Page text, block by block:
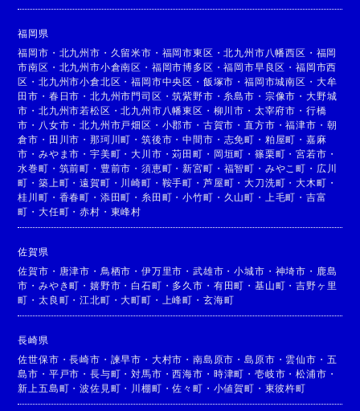
福岡県
福岡市 ・ 北九州市 ・ 久留米市 ・ 福岡市東区 ・北九州市八幡西区 ・ 福岡
市南区 ・ 北九州市小倉南区 ・ 福岡市博多区 ・福岡市早良区 ・福岡市西
区 ・北九州市小倉北区 ・福岡市中央区 ・ 飯塚市 ・福岡市城南区 ・ 大牟
田市 ・ 春日市 ・北九州市門司区 ・筑紫野市 ・ 糸島市 ・ 宗像市 ・ 大野城
市 ・北九州市若松区 ・北九州市八幡東区 ・ 柳川市 ・ 太宰府市 ・ 行橋
市 ・ 八女市 ・北九州市戸畑区 ・ 小郡市 ・ 古賀市 ・直方市 ・福津市 ・ 朝
倉市 ・ 田川市 ・那珂川町 ・筑後市 ・中間市 ・ 志免町 ・ 粕屋町 ・ 嘉麻
市 ・みやま市 ・宇美町 ・大川市 ・苅田町 ・ 岡垣町 ・ 篠栗町 ・宮若市 ・
水巻町 ・ 筑前町 ・ 豊前市 ・須恵町 ・新宮町 ・ 福智町 ・ みやこ町 ・ 広川
町 ・築上町 ・遠賀町 ・ 川崎町 ・ 鞍手町 ・ 芦屋町 ・大刀洗町 ・大木町 ・
桂川町 ・ 香春町 ・ 添田町 ・ 糸田町 ・小竹町 ・ 久山町 ・ 上毛町 ・ 吉富
町 ・大任町 ・赤村 ・ 東峰村
佐賀県
佐賀市 ・ 唐津市 ・ 鳥栖市 ・伊万里市 ・武雄市 ・小城市 ・ 神埼市 ・ 鹿島
市 ・みやき町 ・嬉野市 ・ 白石町 ・ 多久市 ・ 有田町 ・ 基山町 ・吉野ヶ里
町 ・太良町 ・江北町 ・大町町 ・ 上峰町 ・ 玄海町
長崎県
佐世保市 ・長崎市 ・ 諫早市 ・ 大村市 ・南島原市 ・島原市 ・ 雲仙市 ・ 五
島市 ・ 平戸市 ・長与町 ・対馬市 ・西海市 ・ 時津町 ・ 壱岐市 ・松浦市 ・
新上五島町 ・波佐見町 ・ 川棚町 ・佐々町 ・ 小値賀町 ・ 東彼杵町